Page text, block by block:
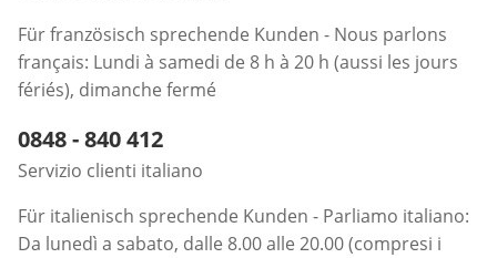
Für französisch sprechende Kunden - Nous parlons
français: Lundi à samedi de 8 h à 20 h (aussi les jours
fériés), dimanche fermé
Telefonnummer:
0848 - 840 412
Servizio clienti italiano
Für italienisch sprechende Kunden - Parliamo italiano:
Da lunedì a sabato, dalle 8.00 alle 20.00 (compresi i